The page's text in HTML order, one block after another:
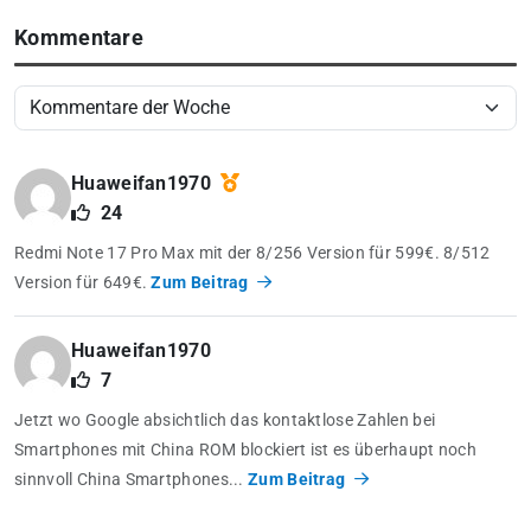
Kommentare
Huaweifan1970
24
Redmi Note 17 Pro Max mit der 8/256 Version für 599€. 8/512
Version für 649€.Zum Beitrag
Huaweifan1970
7
Jetzt wo Google absichtlich das kontaktlose Zahlen bei
Smartphones mit China ROM blockiert ist es überhaupt noch
sinnvoll China Smartphones...Zum Beitrag